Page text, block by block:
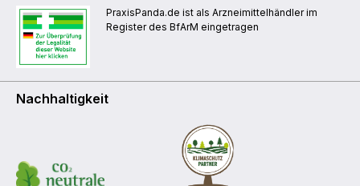
PraxisPanda.de ist als Arzneimittelhändler im
Register des BfArM eingetragen
Nachhaltigkeit